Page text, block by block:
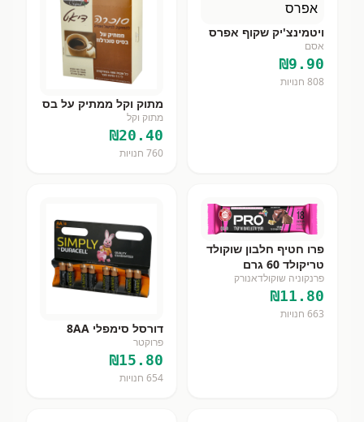
ויטמינצ'יק שקוף אפרס
אסם
₪9.90
808 חנויות
מתוק וקל ממתיק על בס
מתוק וקל
₪20.40
760 חנויות
פרו חטיף חלבון שוקולד
טריקולד 60 גרם
פרנקוניה שוקולדאנורק
₪11.80
663 חנויות
דורסל סימפלי 8AA
פרוקטר
₪15.80
654 חנויות